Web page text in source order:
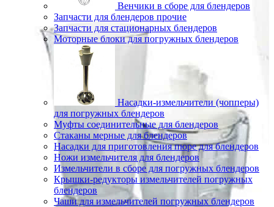
Венчики в сборе для блендеров
Запчасти для блендеров прочие
Запчасти для стационарных блендеров
Моторные блоки для погружных блендеров
Насадки-измельчители (чопперы)
для погружных блендеров
Муфты соединительные для блендеров
Стаканы мерные для блендеров
Насадки для приготовления пюре для блендеров
Ножи измельчителя для блендеров
Измельчители в сборе для погружных блендеров
Крышки-редукторы измельчителей погружных
блендеров
Чаши для измельчителей погружных блендеров